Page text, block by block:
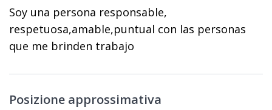
Soy una persona responsable,
respetuosa,amable,puntual con las personas
que me brinden trabajo
Posizione approssimativa